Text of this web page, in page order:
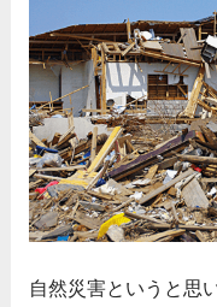
自然災害というと思